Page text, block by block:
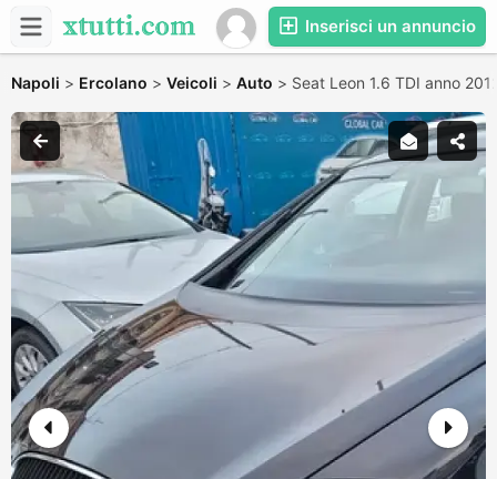
Inserisci un annuncio
Napoli > Ercolano > Veicoli > Auto > Seat Leon 1.6 TDI anno